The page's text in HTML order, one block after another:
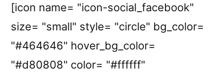
[icon name= "icon-social_facebook"
size= "small" style= "circle" bg_color=
"#464646" hover_bg_color=
"#d80808" color= "#ffffff"